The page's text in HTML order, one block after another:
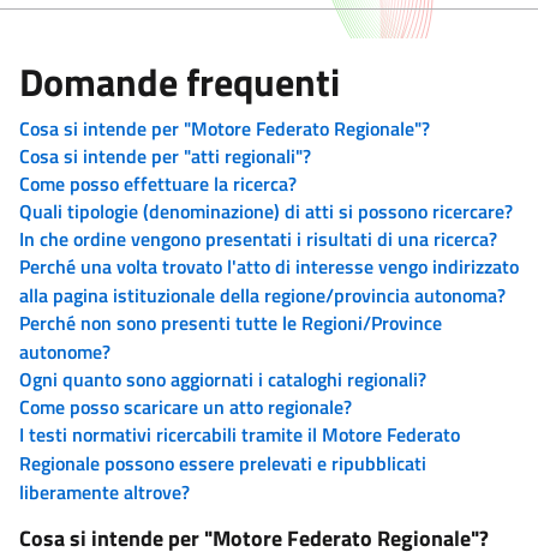
Domande frequenti
Cosa si intende per "Motore Federato Regionale"?
Cosa si intende per "atti regionali"?
Come posso effettuare la ricerca?
Quali tipologie (denominazione) di atti si possono ricercare?
In che ordine vengono presentati i risultati di una ricerca?
Perché una volta trovato l'atto di interesse vengo indirizzato
alla pagina istituzionale della regione/provincia autonoma?
Perché non sono presenti tutte le Regioni/Province
autonome?
Ogni quanto sono aggiornati i cataloghi regionali?
Come posso scaricare un atto regionale?
I testi normativi ricercabili tramite il Motore Federato
Regionale possono essere prelevati e ripubblicati
liberamente altrove?
Cosa si intende per "Motore Federato Regionale"?